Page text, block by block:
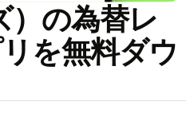
）の為替レ
を無料ダウ